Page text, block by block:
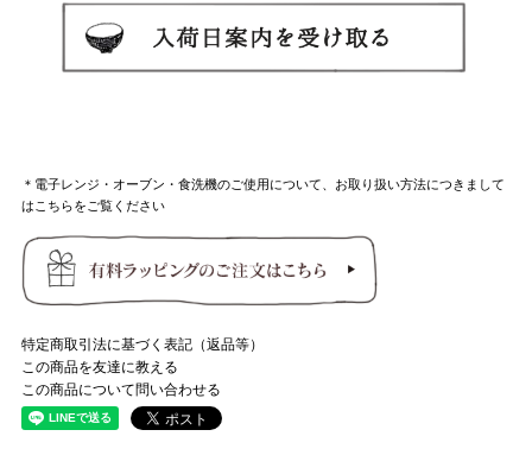
＊電子レンジ・オーブン・食洗機のご使用について、お取り扱い方法につきまして
はこちらをご覧ください
特定商取引法に基づく表記（返品等）
この商品を友達に教える
この商品について問い合わせる